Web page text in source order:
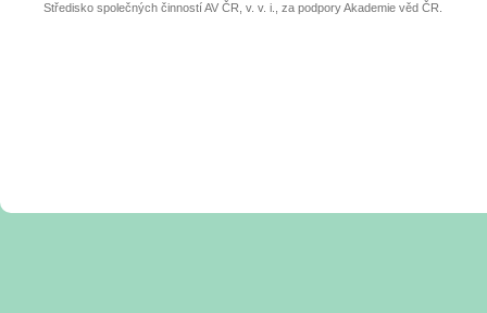
Středisko společných činností AV ČR, v. v. i., za podpory Akademie věd ČR.